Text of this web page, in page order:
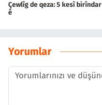
Çewlîg de qeza: 5 kesî birîndar
ê
Yorumlar